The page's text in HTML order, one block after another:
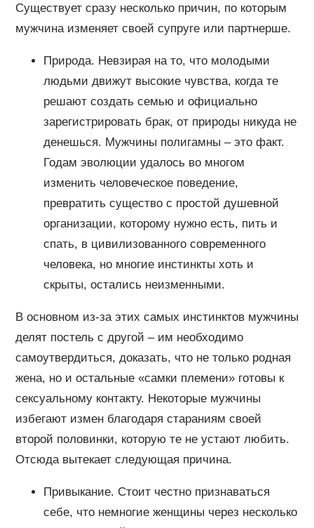
Существует сразу несколько причин, по которым
мужчина изменяет своей супруге или партнерше.
Природа. Невзирая на то, что молодыми
людьми движут высокие чувства, когда те
решают создать семью и официально
зарегистрировать брак, от природы никуда не
денешься. Мужчины полигамны – это факт.
Годам эволюции удалось во многом
изменить человеческое поведение,
превратить существо с простой душевной
организации, которому нужно есть, пить и
спать, в цивилизованного современного
человека, но многие инстинкты хоть и
скрыты, остались неизменными.
В основном из-за этих самых инстинктов мужчины
делят постель с другой – им необходимо
самоутвердиться, доказать, что не только родная
жена, но и остальные «самки племени» готовы к
сексуальному контакту. Некоторые мужчины
избегают измен благодаря стараниям своей
второй половинки, которую те не устают любить.
Отсюда вытекает следующая причина.
Привыкание. Стоит честно признаваться
себе, что немногие женщины через несколько